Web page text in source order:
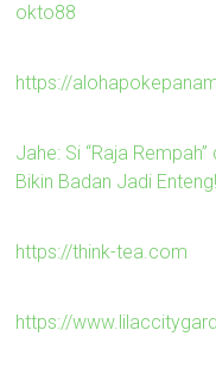
okto88
https://
Jahe: Si “Raja
Bikin Badan Jadi Enteng!
https://think-tea.com
https://